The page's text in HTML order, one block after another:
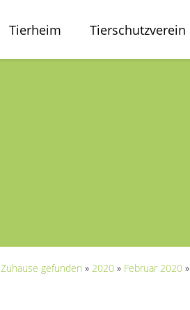
Tierheim Tierschutzverein
Zuhause gefunden » 2020 » Februar 2020 »